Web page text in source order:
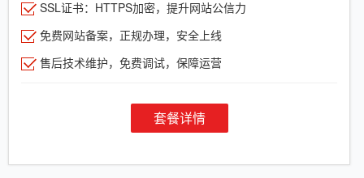
SSL证书：HTTPS加密，提升网站公信力
免费网站备案，正规办理，安全上线
售后技术维护，免费调试，保障运营
套餐详情